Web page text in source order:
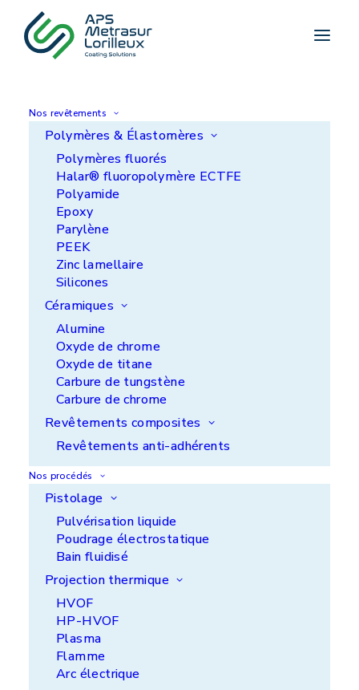
Nos revêtements
Polymères & Élastomères
Polymères fluorés
Halar® fluoropolymère ECTFE
Polyamide
Epoxy
Parylène
PEEK
Zinc lamellaire
Silicones
Céramiques
Alumine
Oxyde de chrome
Oxyde de titane
Carbure de tungstène
Carbure de chrome
Revêtements composites
Revêtements anti-adhérents
Nos procédés
Pistolage
Pulvérisation liquide
Poudrage électrostatique
Bain fluidisé
Projection thermique
HVOF
HP-HVOF
Plasma
Flamme
Arc électrique
Accueil
Quand chaque micron compte, APS-
ACTUALITÉ
Quand chaque micron
compte, APS-
METRASUR-
LORILLEUX fait la
différence
Avec nos revêtements fins anti-frottement